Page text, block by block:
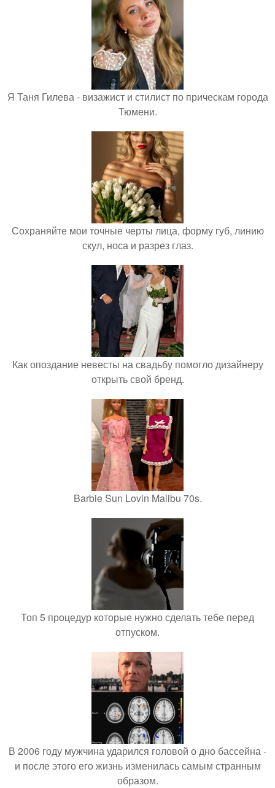
Я Таня Гилева - визажист и стилист по прическам города
Тюмени.
Сохраняйте мои точные черты лица, форму губ, линию
скул, носа и разрез глаз.
Как опоздание невесты на свадьбу помогло дизайнеру
открыть свой бренд.
Barbie Sun Lovin Malibu 70s.
Топ 5 процедур которые нужно сделать тебе перед
отпуском.
В 2006 году мужчина ударился головой о дно бассейна -
и после этого его жизнь изменилась самым странным
образом.